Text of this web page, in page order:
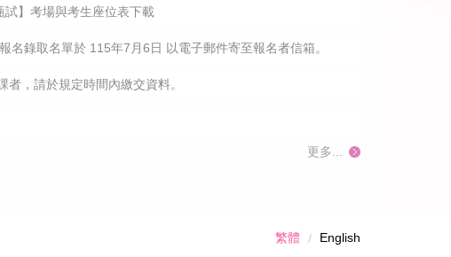
】考場與考生座位表下載
錄取名單於 115年7月6日 以電子郵件寄至報名者信箱。
，請於規定時間內繳交資料。
更多...
繁體 English